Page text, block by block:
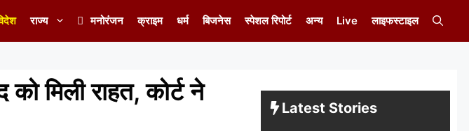
राज्य मनोरंजन क्राइम धर्म बिजनेस स्पेशल रिपोर्ट अन्य Live लाइफस्टाइल
मिली राहत, कोर्ट ने
Latest Stories